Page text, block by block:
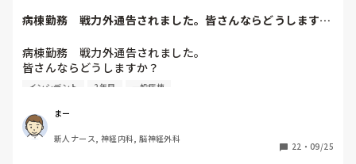
次へ続く
病棟勤務　戦力外通告されました。皆さんならどうします
病棟勤務　戦力外通告されました。
皆さんならどうしますか？
2年目です。1年目はゆるい部署にいましたが、人間関係が原
からの人間関係は良好です。
ですが、異動してから薬剤に関するインシデントを4件ほど
起こし、優先順位や多重課題ができていないのでは？という
インシデント 2年目 一般病棟
まー
新人ナース, 神経内科, 脳神経外科
22 ・ 09/25